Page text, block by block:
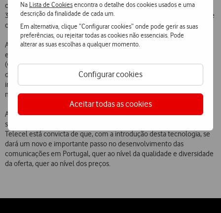
Na Lista de Cookiesencontra o detalhe dos cookies usados e uma
descrição da finalidade de cada um.
Em alternativa, clique “Configurar cookies” onde pode gerir as suas
preferências, ou rejeitar todas as cookies não essenciais. Pode
alterar as suas escolhas a qualquer momento.
Configurar cookies
Aceitar todas as cookies
capacidade de transmissão instalada que se caracteriza por mais de
3000 circuitos alugados à PT e por uma rede de feixes hertzianos que
cobre actualmente todo o Algarve.
A Telecel irá propor aos seus Clientes do Acesso Fixo Via Rádio uma
estrutura de tarifas que lhes permita tanto o acesso serviço a serviço
(voz, dados e linhas dedicadas) como a aquisição de pacotes globais
de telecomunicações. Irá oferecer sistemas de controlo de custos
inovadores que permitirão ao Cliente racionalizar o seu orçamento
mensal de telecomunicações.
A utilização do “FWA” vem permitir uma oferta mais alargada de
serviços, alguns dos quais serão pela primeira vez apresentados. A
Telecel está convicta de que, com a introdução desta tecnologia, se
dará um novo e importante passo no desenvolvimento das
comunicações em Portugal, quer ao nível da qualidade e diversidade
da oferta, quer ao nível dos preços.